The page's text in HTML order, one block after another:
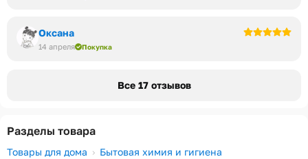
Оксана
14 апреля Покупка
Все 17 отзывов
Разделы товара
Товары для дома Бытовая химия и гигиена